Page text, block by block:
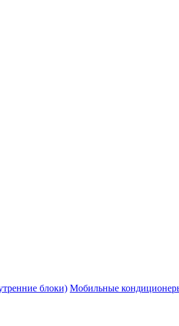
блоки) Мобильные